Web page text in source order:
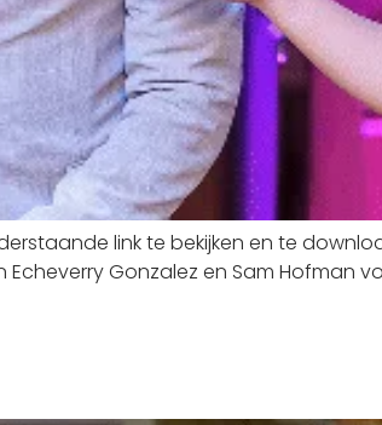
link te bekijken en te
Gonzalez en Sam Hofman